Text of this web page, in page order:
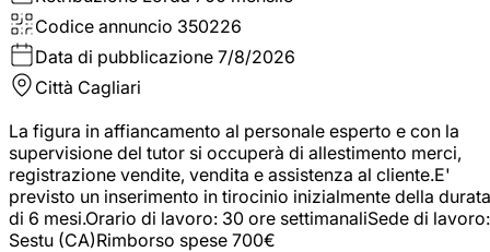
Codice annuncio 350226
Data di pubblicazione 7/8/2026
Città Cagliari
La figura in affiancamento al personale esperto e con la
supervisione del tutor si occuperà di allestimento merci,
registrazione vendite, vendita e assistenza al cliente.E'
previsto un inserimento in tirocinio inizialmente della durata
di 6 mesi.Orario di lavoro: 30 ore settimanaliSede di lavoro:
Sestu (CA)Rimborso spese 700€